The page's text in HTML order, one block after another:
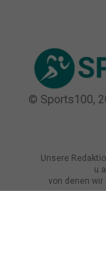
© Sports100,
Unsere
von denen wir